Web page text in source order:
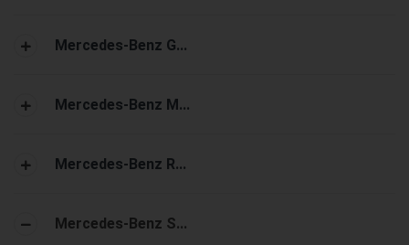
Mercedes-Benz G...
Mercedes-Benz M...
Mercedes-Benz R...
Mercedes-Benz S...